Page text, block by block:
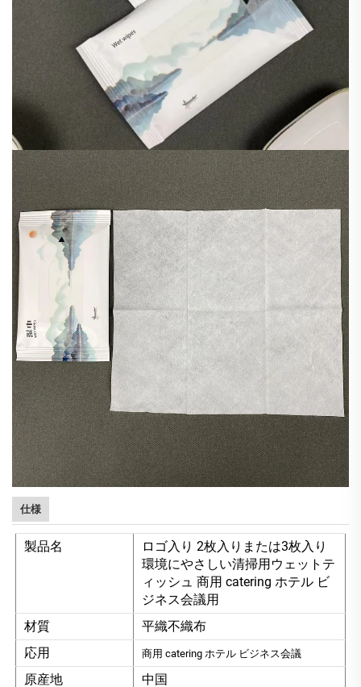
仕様
製品名
ロゴ入り 2枚入りまたは3枚入り
環境にやさしい清掃用ウェットテ
ィッシュ 商用 catering ホテル ビ
ジネス会議用
材質
平織不織布
応用
商用 catering ホテル ビジネス会議
原産地 中国